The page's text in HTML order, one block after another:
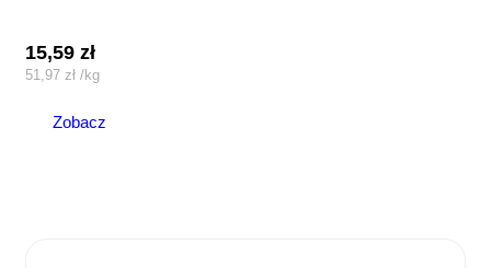
15,59zł
51,97 zł /kg
Zobacz